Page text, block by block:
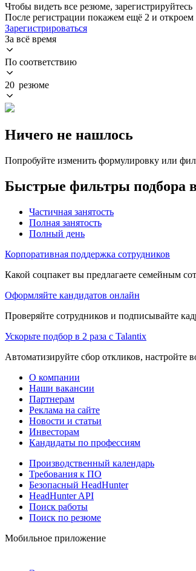
Чтобы видеть все резюме, зарегистрируйтесь
После регистрации покажем ещё 2 и откроем
Зарегистрироваться
За всё время
По соответствию
20 резюме
Ничего не нашлось
Попробуйте изменить формулировку или
Быстрые фильтры подбора
Частичная занятость
Полная занятость
Полный день
Корпоративная поддержка сотрудников
Какой соцпакет вы предлагаете семейным
Оформляйте кандидатов онлайн
Проверяйте сотрудников и подписывайте
Ускорьте подбор в 2 раза с Talantix
Автоматизируйте сбор откликов, настройте
О компании
Наши вакансии
Партнерам
Реклама на сайте
Новости и статьи
Инвесторам
Кандидаты по профессиям
Производственный календарь
Требования к ПО
Безопасный HeadHunter
HeadHunter API
Поиск работы
Поиск по резюме
Мобильное приложение